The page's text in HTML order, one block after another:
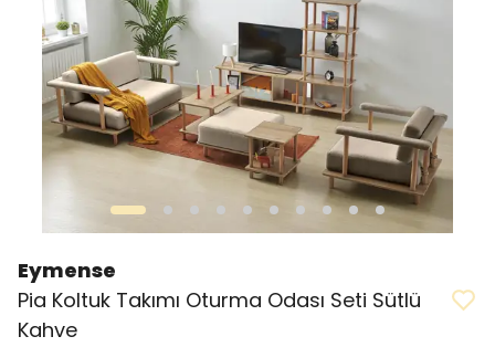
Eymense
Pia Koltuk Takımı Oturma Odası Seti Sütlü
Kahve